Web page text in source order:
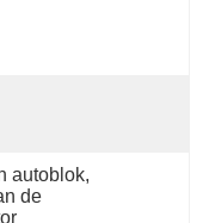
autoblok,
de